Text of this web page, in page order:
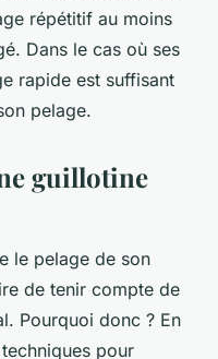
répétitif au moins
Dans le cas où ses
rapide est suffisant
pelage.
guillotine
le pelage de son
de tenir compte de
Pourquoi donc ? En
pour